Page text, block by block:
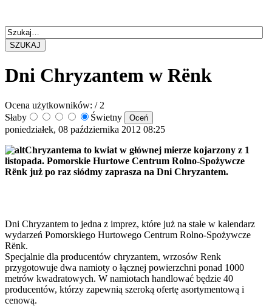
SZUKAJ
Dni Chryzantem w Rënk
Ocena użytkowników: / 2
Słaby
Świetny
poniedziałek, 08 października 2012 08:25
Chryzantema to kwiat w głównej mierze kojarzony z 1
listopada. Pomorskie Hurtowe Centrum Rolno-Spożywcze
Rënk już po raz siódmy zaprasza na Dni Chryzantem.
Dni Chryzantem to jedna z imprez, które już na stałe w kalendarz
wydarzeń Pomorskiego Hurtowego Centrum Rolno-Spożywcze
Rënk.
Specjalnie dla producentów chryzantem, wrzosów Renk
przygotowuje dwa namioty o łącznej powierzchni ponad 1000
metrów kwadratowych. W namiotach handlować będzie 40
producentów, którzy zapewnią szeroką ofertę asortymentową i
cenową.